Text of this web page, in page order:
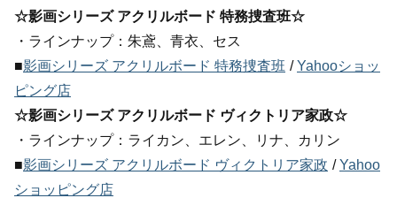
☆影画シリーズ アクリルボード 特務捜査班☆
・ラインナップ：朱鳶、青衣、セス
■影画シリーズ アクリルボード 特務捜査班 /Yahooショッ
ピング店
☆影画シリーズ アクリルボード ヴィクトリア家政☆
・ラインナップ：ライカン、エレン、リナ、カリン
■影画シリーズ アクリルボード ヴィクトリア家政 /Yahoo
ショッピング店